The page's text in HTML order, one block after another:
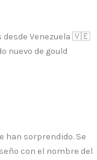
desde Venezuela 🇻🇪
nuevo de gould
han sorprendido. Se
con el nombre del